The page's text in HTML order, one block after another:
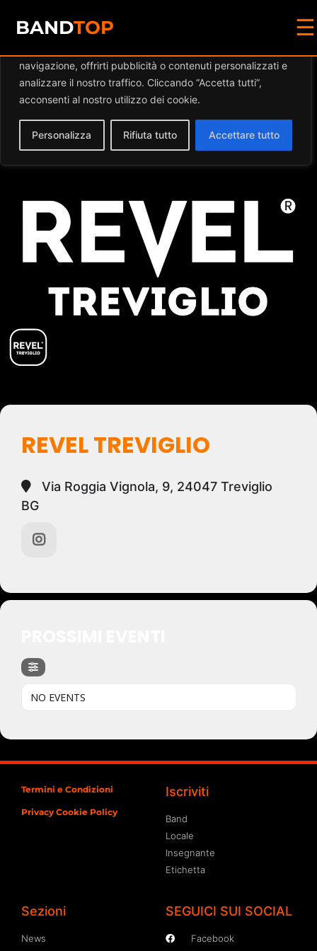
Diamo valore alla tua privacy
navigazione, offrirti pubblicità o contenuti personalizzati e
analizzare il nostro traffico. Cliccando “Accetta tutti”,
acconsenti al nostro utilizzo dei cookie.
Personalizza Rifiuta tutto Accettare tutto
BANDTOP ☰
Events at this location
REVEL TREVIGLIO
Via Roggia Vignola, 9, 24047 Treviglio
BG
NO EVENTS
Termini e Condizioni
Privacy Cookie Policy
Iscriviti
Band
Locale
Insegnante
Etichetta
Sezioni
News
SEGUICI SUI SOCIAL
Facebook